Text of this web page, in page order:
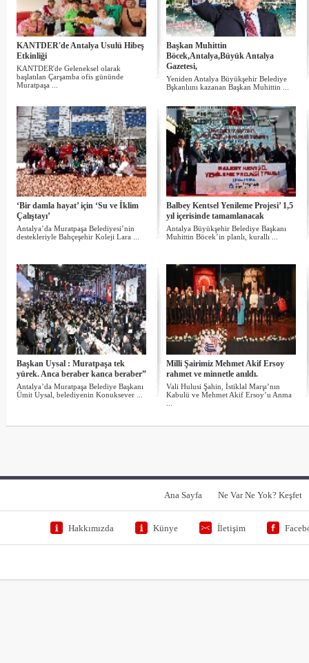
KANTDER'de Antalya Usulü Hibeş
Etkinliği
KANTDER'de Geleneksel olarak
başlatılan Çarşamba ofis gününde
Muratpaşa ...
Başkan Muhittin
Böcek,Antalya,Büyük Antalya
Gazetesi,
Yeniden Antalya Büyükşehir Belediye
Bşkanlıını kazanan Başkan Muhittin ...
‘Bir damla hayat’ için ‘Su ve İklim
Çalıştayı’
Antalya’da Muratpaşa Belediyesi’nin
destekleriyle Bahçeşehir Koleji Lara ...
Balbey Kentsel Yenileme Projesi’ 1,5
yıl içerisinde tamamlanacak
Antalya Büyükşehir Belediye Başkanı
Muhittin Böcek’in planlı, kurallı ...
Başkan Uysal : Muratpaşa tek
yürek. Anca beraber kanca beraber”
Antalya’da Muratpaşa Belediye Başkanı
Ümit Uysal, belediyenin Konuksever ...
Milli Şairimiz Mehmet Akif Ersoy
rahmet ve minnetle anıldı.
Vali Hulusi Şahin, İstiklal Marşı’nın
Kabulü ve Mehmet Akif Ersoy’u Anma
Ana Sayfa Ne Var Ne Yok? Keşfet
Hakkımızda Künye İletişim